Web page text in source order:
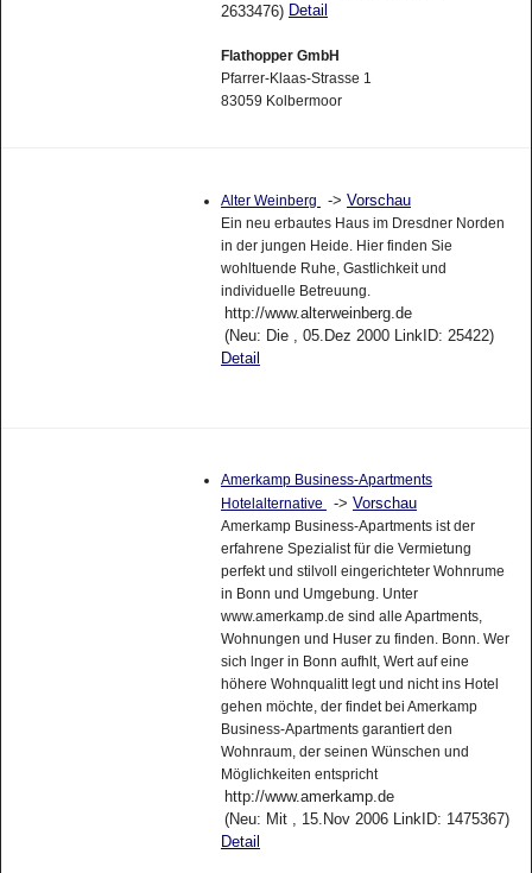
2633476) Detail
Flathopper GmbH
Pfarrer-Klaas-Strasse 1
83059 Kolbermoor
Alter Weinberg -> Vorschau
Ein neu erbautes Haus im Dresdner Norden
in der jungen Heide. Hier finden Sie
wohltuende Ruhe, Gastlichkeit und
individuelle Betreuung.
http://www.alterweinberg.de
(Neu: Die , 05.Dez 2000 LinkID: 25422)
Detail
Amerkamp Business-Apartments
Hotelalternative
-> Vorschau
Amerkamp Business-Apartments ist der
erfahrene Spezialist für die Vermietung
perfekt und stilvoll eingerichteter Wohnrume
in Bonn und Umgebung. Unter
www.amerkamp.de sind alle Apartments,
Wohnungen und Huser zu finden. Bonn. Wer
sich lnger in Bonn aufhlt, Wert auf eine
höhere Wohnqualitt legt und nicht ins Hotel
gehen möchte, der findet bei Amerkamp
Business-Apartments garantiert den
Wohnraum, der seinen Wünschen und
Möglichkeiten entspricht
http://www.amerkamp.de
(Neu: Mit , 15.Nov 2006 LinkID: 1475367)
Detail